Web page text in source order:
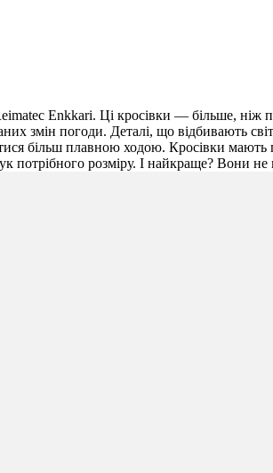
Enkkari. Ці кросівки — більше, ніж
змін погоди. Деталі, що відбивають
більш плавною ходою. Кросівки мають
потрібного розміру. І найкраще? Вони